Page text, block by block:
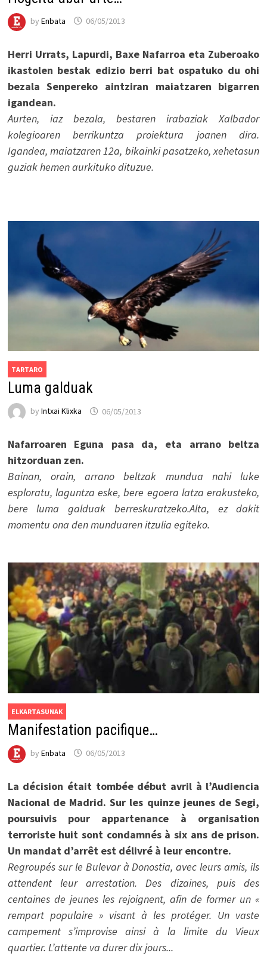
by Enbata 06/05/2013
Herri Urrats, Lapurdi, Baxe Nafarroa eta Zuberoako
ikastolen bestak edizio berri bat ospatuko du ohi
bezala Senpereko aintziran maiatzaren bigarren
igandean.
Aurten, iaz bezala, bestaren irabaziak Xalbador
kolegioaren berrikuntza proiektura joanen dira.
Igandea, maiatzaren 12a, bikainki pasatzeko, xehetasun
guziak hemen aurkituko dituzue.
TARTARO
Luma galduak
by Intxai Klixka 06/05/2013
Nafarroaren Eguna pasa da, eta arrano beltza
hitzorduan zen.
Bainan, orain, arrano beltzak mundua nahi luke
esploratu, laguntza eske, bere egoera latza erakusteko,
bere luma galduak berreskuratzeko.Alta, ez dakit
momentu ona den munduaren itzulia egiteko.
ELKARTASUNAK
Manifestation pacifique…
by Enbata 06/05/2013
La décision était tombée début avril à l’Audiencia
Nacional de Madrid. Sur les quinze jeunes de Segi,
poursuivis pour appartenance à organisation
terroriste huit sont condamnés à six ans de prison.
Un mandat d’arrêt est délivré à leur encontre.
Regroupés sur le Bulevar à Donostia, avec leurs amis, ils
attendent leur arrestation. Des dizaines, puis des
centaines de jeunes les rejoignent, afin de former un «
rempart populaire » visant à les protéger. Un vaste
campement s’improvise ainsi à la limite du Vieux
quartier. L’attente va durer dix jours...